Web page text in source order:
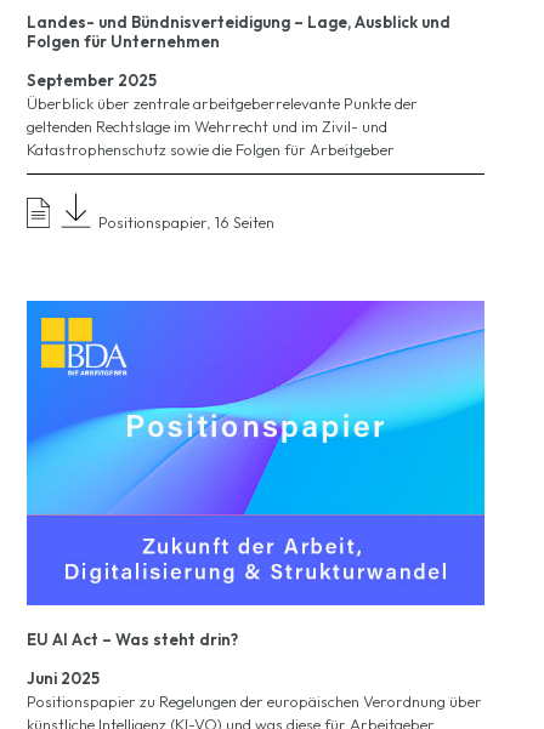
Landes- und Bündnisverteidigung – Lage, Ausblick und
Folgen für Unternehmen
September 2025
Überblick über zentrale arbeitgeberrelevante Punkte der
geltenden Rechtslage im Wehrrecht und im Zivil- und
Katastrophenschutz sowie die Folgen für Arbeitgeber
Positionspapier, 16 Seiten
EU AI Act – Was steht drin?
Juni 2025
Positionspapier zu Regelungen der europäischen Verordnung über
künstliche Intelligenz (KI-VO) und was diese für Arbeitgeber